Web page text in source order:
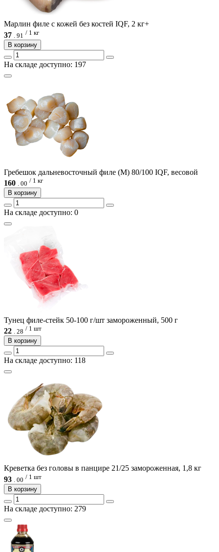
Марлин филе с кожей без костей IQF, 2 кг+
37
91 / 1 кг
В корзину
На складе доступно: 197
Гребешок дальневосточный филе (М) 80/100 IQF, весовой
160 . 00 / 1 кг
В корзину
На складе доступно: 0
Тунец филе-стейк 50-100 г/шт замороженный, 500 г
22 . 28 / 1 шт
В корзину
На складе доступно: 118
Креветка без головы в панцире 21/25 замороженная, 1,8 кг
93
00 / 1 шт
В корзину
На складе доступно: 279